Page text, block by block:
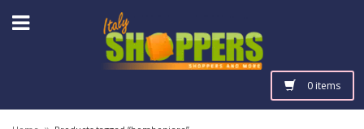
0 items